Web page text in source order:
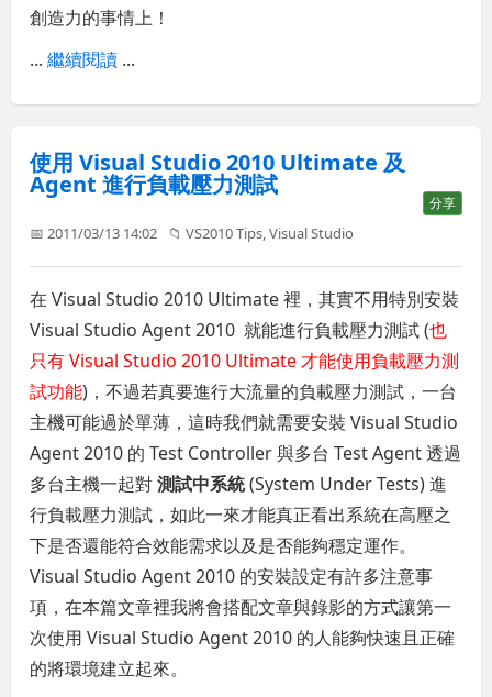
創造力的事情上！
...繼續閱讀 ...
使用 Visual Studio 2010 Ultimate 及
Agent 進行負載壓力測試
分享
📅 2011/03/13 14:02 📁VS2010 Tips,Visual Studio
在 Visual Studio 2010 Ultimate 裡，其實不用特別安裝
Visual Studio Agent 2010 就能進行負載壓力測試 (也
只有 Visual Studio 2010 Ultimate 才能使用負載壓力測
試功能)，不過若真要進行大流量的負載壓力測試，一台
主機可能過於單薄，這時我們就需要安裝 Visual Studio
Agent 2010 的 Test Controller 與多台 Test Agent 透過
多台主機一起對測試中系統(System Under Tests) 進
行負載壓力測試，如此一來才能真正看出系統在高壓之
下是否還能符合效能需求以及是否能夠穩定運作。
Visual Studio Agent 2010 的安裝設定有許多注意事
項，在本篇文章裡我將會搭配文章與錄影的方式讓第一
次使用 Visual Studio Agent 2010 的人能夠快速且正確
的將環境建立起來。